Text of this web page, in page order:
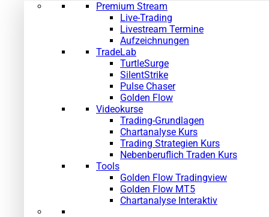
Premium Stream
Live-Trading
Livestream Termine
Aufzeichnungen
TradeLab
TurtleSurge
SilentStrike
Pulse Chaser
Golden Flow
Videokurse
Trading-Grundlagen
Chartanalyse Kurs
Trading Strategien Kurs
Nebenberuflich Traden Kurs
Tools
Golden Flow Tradingview
Golden Flow MT5
Chartanalyse Interaktiv